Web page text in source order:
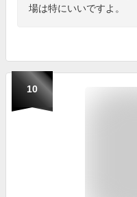
場は特にいいですよ。
10